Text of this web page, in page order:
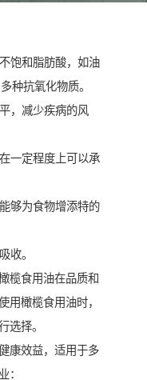
饱和脂肪酸，如油
种抗氧化物质。
，减少疾病的风
一定程度上可以承
够为食物增添特的
收。
榄食用油在品质和
用橄榄食用油时，
选择。
康效益，适用于多
：